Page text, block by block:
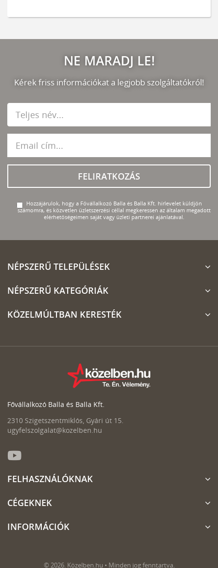
NE MARADJ LE!
Kérek friss információkat a legjobb szolgáltatókról!
FELIRATKOZÁS
Hozzájárulok, hogy a Fővállalkozó Balla és Balla Kft. hírlevelet küldjön
számomra, és közvetlen üzletszerzési céllal megkeressen az általam megadott
elérhetőségeimen saját vagy üzleti partnerei ajánlatával.
NÉPSZERŰ TELEPÜLÉSEK
NÉPSZERŰ KATEGÓRIÁK
KÖZELMÚLTBAN KERESTÉK
Fővállalkozó Balla és Balla Kft.
2310 Szigetszentmiklós, Gyári út 15.
ugyfelszolgalat@kozelben.hu
FELHASZNÁLÓKNAK
CÉGEKNEK
INFORMÁCIÓK
© 2026. Közelben.hu • Minden jog fenntartva.